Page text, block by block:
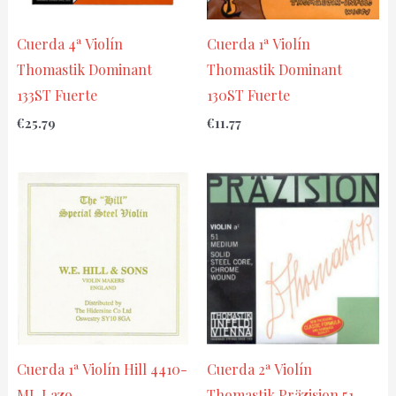
Cuerda 4ª Violín
Thomastik Dominant
133ST Fuerte
€25.79
Cuerda 1ª Violín
Thomastik Dominant
130ST Fuerte
€11.77
Cuerda 1ª Violín Hill 4410-
Cuerda 2ª Violín